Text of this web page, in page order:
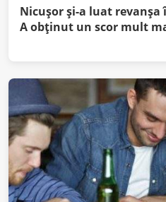
Nicușor și-a luat revanșa
A obținut un scor mult